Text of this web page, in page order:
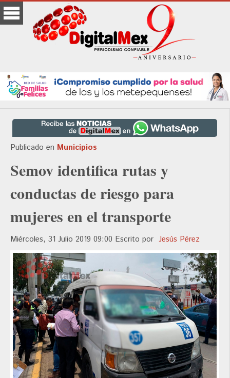
Publicado en Municipios
Semov identifica rutas y
conductas de riesgo para
mujeres en el transporte
Miércoles, 31 Julio 2019 09:00 Escrito por Jesús Pérez